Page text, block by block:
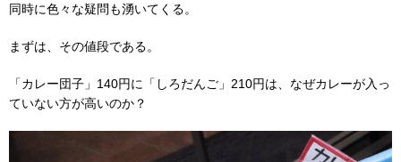
同時に色々な疑問も湧いてくる。
まずは、その値段である。
「カレー団子」140円に「しろだんご」210円は、なぜカレーが入っ
ていない方が高いのか？